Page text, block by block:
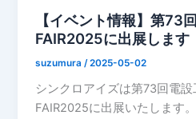
【イベント情報】第
FAIR2025に出展します
suzumura /2025-05-02
シンクロアイズは第73回電
FAIR2025に出展いたしま